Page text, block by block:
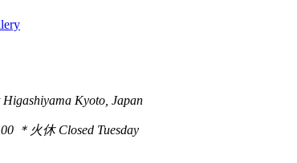
Higashiyama Kyoto, Japan
＊火休 Closed Tuesday